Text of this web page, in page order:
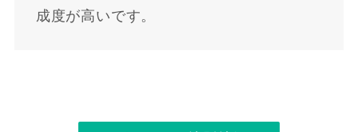
成度が高いです。